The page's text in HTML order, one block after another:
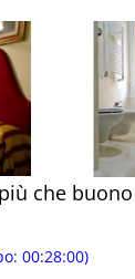
che buono
00:28:00)